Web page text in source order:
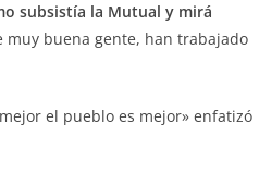
subsistía la Mutual y mirá
muy buena gente, han trabajado
el pueblo es mejor» enfatizó